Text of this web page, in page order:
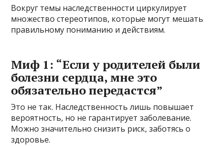
Вокруг темы наследственности циркулирует
множество стереотипов, которые могут мешать
правильному пониманию и действиям.
Миф 1: “Если у родителей были
болезни сердца, мне это
обязательно передастся”
Это не так. Наследственность лишь повышает
вероятность, но не гарантирует заболевание.
Можно значительно снизить риск, заботясь о
здоровье.